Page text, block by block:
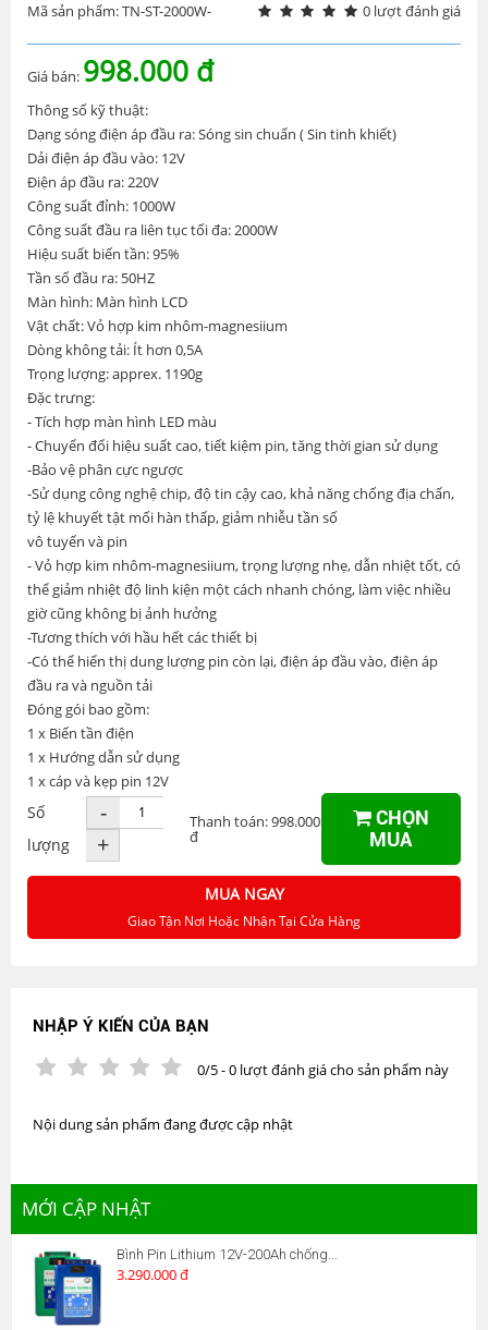
Mã sản phẩm: TN-ST-2000W-
0 lượt đánh giá
Giá bán: 998.000 đ
Thông số kỹ thuật:
Dạng sóng điện áp đầu ra: Sóng sin chuẩn ( Sin tinh khiết)
Dải điện áp đầu vào: 12V
Điện áp đầu ra: 220V
Công suất đỉnh: 1000W
Công suất đầu ra liên tục tối đa: 2000W
Hiệu suất biến tần: 95%
Tần số đầu ra: 50HZ
Màn hình: Màn hình LCD
Vật chất: Vỏ hợp kim nhôm-magnesiium
Dòng không tải: Ít hơn 0,5A
Trọng lượng: apprex. 1190g
Đặc trưng:
- Tích hợp màn hình LED màu
- Chuyển đổi hiệu suất cao, tiết kiệm pin, tăng thời gian sử dụng
-Bảo vệ phân cực ngược
-Sử dụng công nghệ chip, độ tin cậy cao, khả năng chống địa chấn,
tỷ lệ khuyết tật mối hàn thấp, giảm nhiễu tần số
vô tuyến và pin
- Vỏ hợp kim nhôm-magnesiium, trọng lượng nhẹ, dẫn nhiệt tốt, có
thể giảm nhiệt độ linh kiện một cách nhanh chóng, làm việc nhiều
giờ cũng không bị ảnh hưởng
-Tương thích với hầu hết các thiết bị
-Có thể hiển thị dung lượng pin còn lại, điện áp đầu vào, điện áp
đầu ra và nguồn tải
Đóng gói bao gồm:
1 x Biến tần điện
1 x Hướng dẫn sử dụng
1 x cáp và kẹp pin 12V
Số
lượng
-
+
Thanh toán: 998.000
đ
CHỌN
MUA
MUA NGAY
Giao Tận Nơi Hoặc Nhận Tại Cửa Hàng
NHẬP Ý KIẾN CỦA BẠN
0/5 - 0 lượt đánh giá cho sản phẩm này
Nội dung sản phẩm đang được cập nhật
MỚI CẬP NHẬT
Bình Pin Lithium 12V-200Ah chống...
3.290.000 đ